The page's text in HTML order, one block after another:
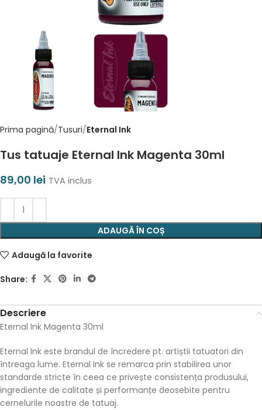
Prima pagină Tusuri Eternal Ink
Tus tatuaje Eternal Ink Magenta 30ml
89,00 lei TVA inclus
ADAUGĂ ÎN COȘ
Adaugă la favorite
Share:
Descriere
Eternal Ink Magenta 30ml
Eternal Ink este brandul de încredere pt. artiștii tatuatori din
întreaga lume. Eternal Ink se remarca prin stabilirea unor
standarde stricte în ceea ce privește consistența produsului,
ingrediente de calitate și performanțe deosebite pentru
cernelurile noastre de tatuaj.